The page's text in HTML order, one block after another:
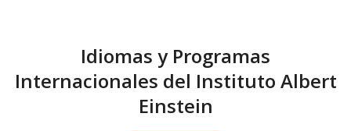
Idiomas y Programas
Internacionales del Instituto Albert
Einstein